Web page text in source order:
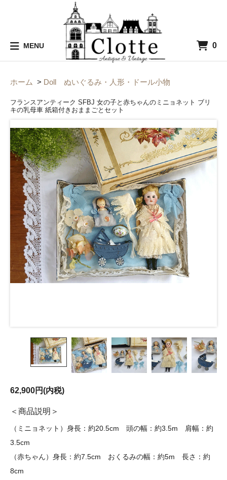
MENU 0
ホーム > Doll ぬいぐるみ・人形・ドール小物
フランスアンティーク SFBJ 女の子と赤ちゃんのミニョネット ブリ
キの乳母車 紙箱付きおままごとセット
62,900円(内税)
商品説明
（ミニョネット）身長：約20.5cm 頭の幅：約3.5m 肩幅：約
3.5cm
（赤ちゃん）身長：約7.5cm おくるみの幅：約5m 長さ：約
8cm